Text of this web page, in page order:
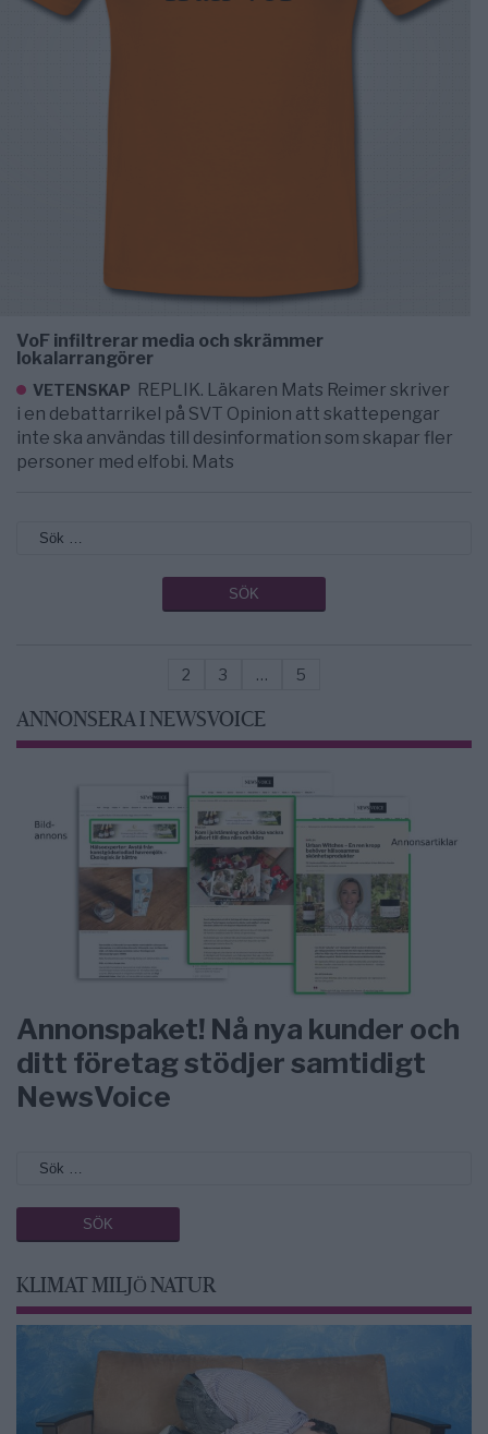
VoF infiltrerar media och skrämmer
lokalarrangörer
VETENSKAP REPLIK. Läkaren Mats Reimer skriver
i en debattarrikel på SVT Opinion att skattepengar
inte ska användas till desinformation som skapar fler
personer med elfobi. Mats
2 3 … 5
ANNONSERA I NEWSVOICE
Annonspaket! Nå nya kunder och
ditt företag stödjer samtidigt
NewsVoice
KLIMAT MILJÖ NATUR